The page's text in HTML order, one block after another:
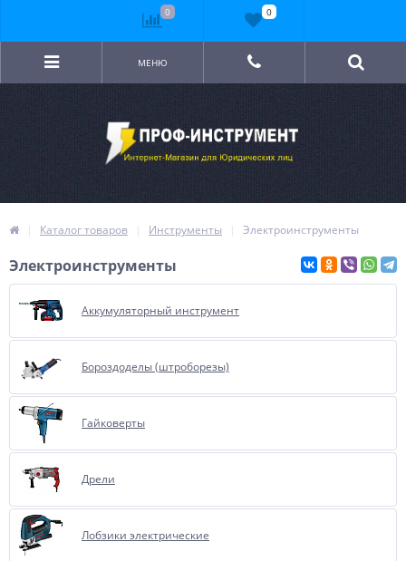
МЕНЮ
Каталог товаров Инструменты Электроинструменты
Электроинструменты
Аккумуляторный инструмент
Бороздоделы (штроборезы)
Гайковерты
Дрели
Лобзики электрические
0 0